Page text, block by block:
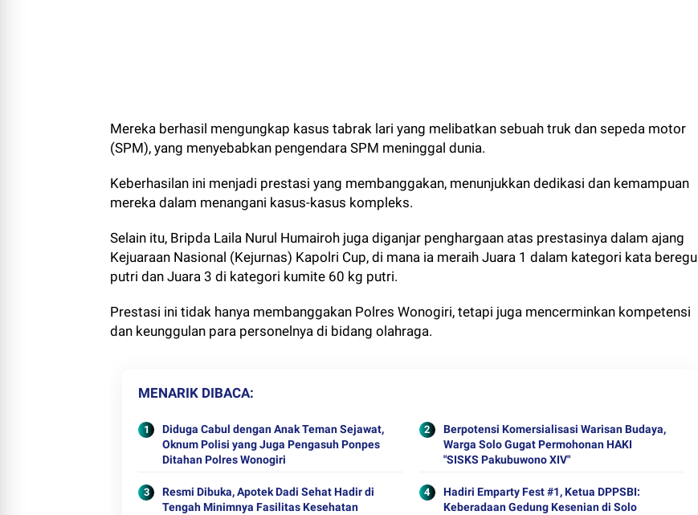
Mereka berhasil mengungkap kasus tabrak lari yang melibatkan sebuah truk dan sepeda motor
(SPM), yang menyebabkan pengendara SPM meninggal dunia.
Keberhasilan ini menjadi prestasi yang membanggakan, menunjukkan dedikasi dan kemampuan
mereka dalam menangani kasus-kasus kompleks.
Selain itu, Bripda Laila Nurul Humairoh juga diganjar penghargaan atas prestasinya dalam ajang
Kejuaraan Nasional (Kejurnas) Kapolri Cup, di mana ia meraih Juara 1 dalam kategori kata beregu
putri dan Juara 3 di kategori kumite 60 kg putri.
Prestasi ini tidak hanya membanggakan Polres Wonogiri, tetapi juga mencerminkan kompetensi
dan keunggulan para personelnya di bidang olahraga.
MENARIK DIBACA
Diduga Cabul dengan Anak Teman Sejawat,
Oknum Polisi yang Juga Pengasuh Ponpes
Ditahan Polres Wonogiri
Berpotensi Komersialisasi Warisan Budaya,
Warga Solo Gugat Permohonan HAKI
"SISKS Pakubuwono XIV"
Resmi Dibuka, Apotek Dadi Sehat Hadir di
Tengah Minimnya Fasilitas Kesehatan
Hadiri Emparty Fest #1, Ketua DPPSBI:
Keberadaan Gedung Kesenian di Solo